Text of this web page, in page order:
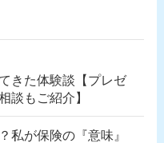
きた体験談【プレゼ
談もご紹介】
私が保険の『意味』